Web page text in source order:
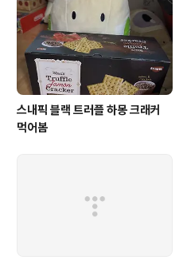
스내픽 블랙 트러플 하몽 크래커
먹어봄